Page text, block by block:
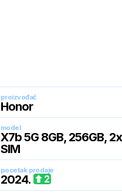
proizvođač
Honor
model
X7b 5G 8GB, 256GB, 2x
SIM
pocetak prodaje
2024. 2